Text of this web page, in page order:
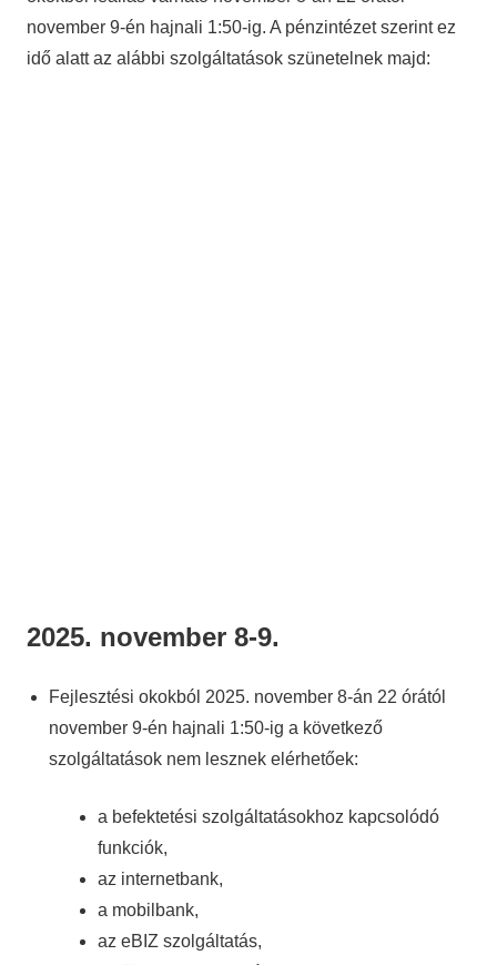
november 9-én hajnali 1:50-ig. A pénzintézet szerint ez
idő alatt az alábbi szolgáltatások szünetelnek majd:
2025. november 8-9.
Fejlesztési okokból 2025. november 8-án 22 órától
november 9-én hajnali 1:50-ig a következő
szolgáltatások nem lesznek elérhetőek:
a befektetési szolgáltatásokhoz kapcsolódó
funkciók,
az internetbank,
a mobilbank,
az eBIZ szolgáltatás,